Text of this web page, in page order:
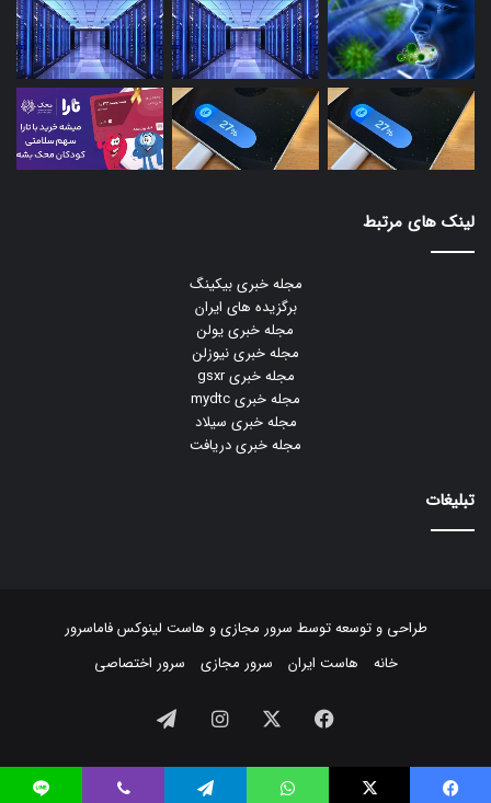
لینک های مرتبط
مجله خبری بیکینگ
برگزیده های ایران
مجله خبری یولن
مجله خبری نیوزلن
مجله خبری gsxr
مجله خبری mydtc
مجله خبری سیلاد
مجله خبری دریافت
تبلیغات
طراحی و توسعه توسط سرور مجازیو هاست لینوکسفاماسرور
خانه
هاست ایران سرور مجازی سرور اختصاصی
فیسبوک ایکس اینستاگرام